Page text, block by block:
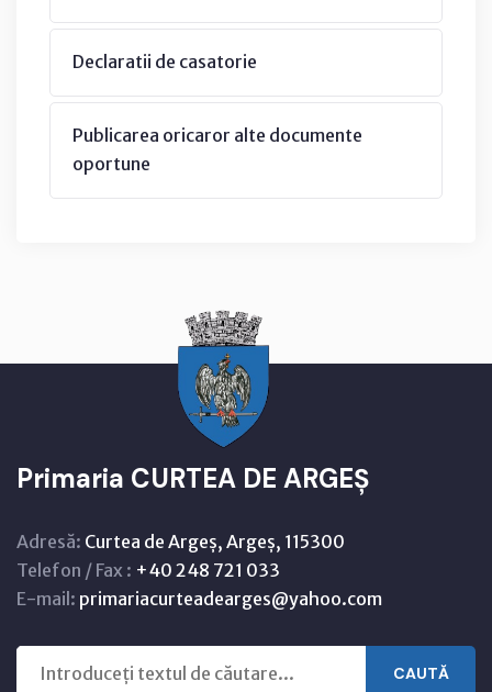
Declaratii de casatorie
Publicarea oricaror alte documente
oportune
Primaria CURTEA DE ARGEȘ
Adresă: Curtea de Argeș, Argeș, 115300
Telefon / Fax : +40 248 721 033
E-mail: primariacurteadearges@yahoo.com
CAUTĂ